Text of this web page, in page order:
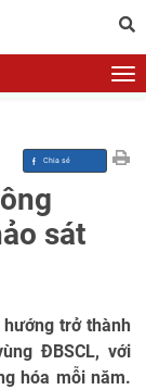
sát
trở thành
ĐBSCL, với
hóa mỗi năm.